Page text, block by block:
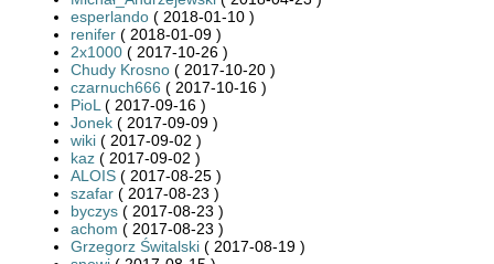
esperlando ( 2018-01-10 )
renifer ( 2018-01-09 )
2x1000 ( 2017-10-26 )
Chudy Krosno ( 2017-10-20 )
czarnuch666 ( 2017-10-16 )
PioL ( 2017-09-16 )
Jonek ( 2017-09-09 )
wiki ( 2017-09-02 )
kaz ( 2017-09-02 )
ALOIS ( 2017-08-25 )
szafar ( 2017-08-23 )
byczys ( 2017-08-23 )
achom ( 2017-08-23 )
Grzegorz Świtalski ( 2017-08-19 )